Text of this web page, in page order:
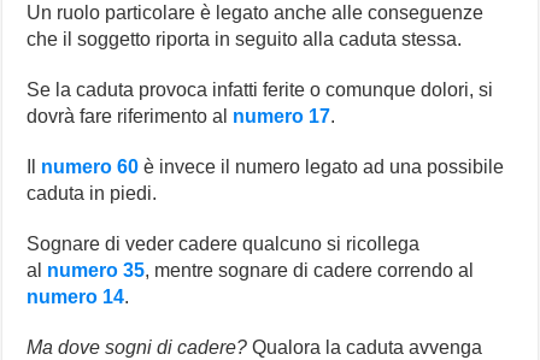
Un ruolo particolare è legato anche alle conseguenze
che il soggetto riporta in seguito alla caduta stessa.
Se la caduta provoca infatti ferite o comunque dolori, si
dovrà fare riferimento al numero 17.
numero 60 è invece il numero legato ad una possibile
caduta in piedi.
Sognare di veder cadere qualcuno si ricollega
al numero 35, mentre sognare di cadere correndo al
numero 14.
Ma dove sogni di cadere?Qualora la caduta avvenga